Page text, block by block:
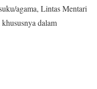
agama, Lintas Mentari
dalam